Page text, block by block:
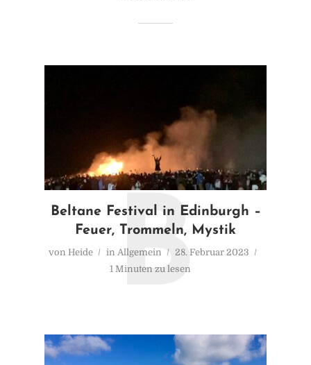
Beltane Festival in Edinburgh –
Feuer, Trommeln, Mystik
von Heide in Allgemein
28. Februar 2023
1 Minuten zu lesen
B